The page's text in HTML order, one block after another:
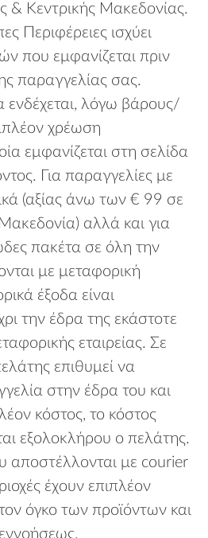
& Κεντρικής Μακεδονίας.
Περιφέρειες ισχύει
που εμφανίζεται πριν
παραγγελίας σας.
ενδέχεται, λόγω βάρους/
χρέωση
εμφανίζεται στη σελίδα
Για παραγγελίες με
(αξίας άνω των € 99 σε
αλλά και για
πακέτα σε όλη την
με μεταφορική
έξοδα είναι
την έδρα της εκάστοτε
εταιρείας. Σε
επιθυμεί να
στην έδρα του και
κόστος, το κόστος
εξολοκλήρου ο πελάτης.
αποστέλλονται με courier
έχουν επιπλέον
όγκο των προϊόντων και